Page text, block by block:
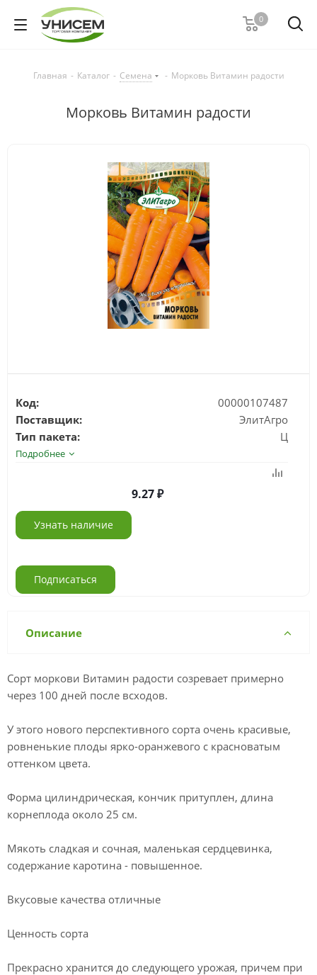
0
Главная - Каталог - Семена - Морковь Витамин радости
Морковь Витамин радости
Код:
00000107487
Поставщик:
ЭлитАгро
Тип пакета:
Ц
Подробнее
9.27
Узнать наличие
Подписаться
Описание
Сорт моркови Витамин радости созревает примерно
через 100 дней после всходов.
У этого нового перспективного сорта очень красивые,
ровненькие плоды ярко-оранжевого с красноватым
оттенком цвета.
Форма цилиндрическая, кончик притуплен, длина
корнеплода около 25 см.
Мякоть сладкая и сочная, маленькая сердцевинка,
содержание каротина - повышенное.
Вкусовые качества отличные
Ценность сорта
Прекрасно хранится до следующего урожая, причем при